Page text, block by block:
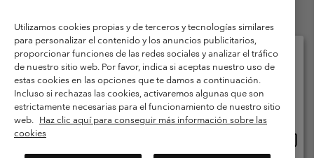
Condiciones de uso
Terminos de Venta
Garantía
Política de Privacidad
Términos y condiciones del programa de miembros
Términos De Uso Del Contenido Generado Por Los Usuarios
Impressum
Cookies Public CBCR
Servicio al cliente: Lu. - Vi. de 9:00 a 13:00 y de 14:00 a 18:00
Utilizamos cookies propias y de terceros y tecnologías similares
para personalizar el contenido y los anuncios publicitarios,
proporcionar funciones de las redes sociales y analizar el tráfico
de nuestro sitio web. Por favor, indica si aceptas nuestro uso de
estas cookies en las opciones que te damos a continuación.
Incluso si rechazas las cookies, activaremos algunas que son
estrictamente necesarias para el funcionamiento de nuestro sitio
web. Haz clic aquí para conseguir más información sobre las
cookies
Selecciona tu país e idioma envío
Compras en línea disponibles